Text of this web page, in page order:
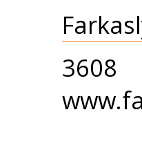
3608